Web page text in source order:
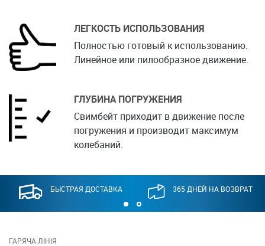
ЛЕГКОСТЬ ИСПОЛЬЗОВАНИЯ
Полностью готовый к использованию.
Линейное или пилообразное движение.
ГЛУБИНА ПОГРУЖЕНИЯ
Свимбейт приходит в движение после
погружения и производит максимум
колебаний.
БЫСТРАЯ ДОСТАВКА 365 ДНЕЙ НА ВОЗВРАТ
ГАРЯЧА ЛІНІЯ